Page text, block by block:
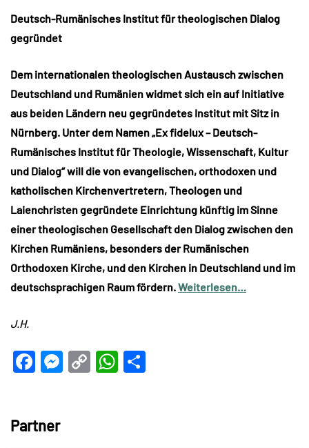
Deutsch-Rumänisches Institut für theologischen Dialog
gegründet
Dem internationalen theologischen Austausch zwischen
Deutschland und Rumänien widmet sich ein auf Initiative
aus beiden Ländern neu gegründetes Institut mit Sitz in
Nürnberg. Unter dem Namen „Ex fidelux – Deutsch-
Rumänisches Institut für Theologie, Wissenschaft, Kultur
und Dialog“ will die von evangelischen, orthodoxen und
katholischen Kirchenvertretern, Theologen und
Laienchristen gegründete Einrichtung künftig im Sinne
einer theologischen Gesellschaft den Dialog zwischen den
Kirchen Rumäniens, besonders der Rumänischen
Orthodoxen Kirche, und den Kirchen in Deutschland und im
deutschsprachigen Raum fördern.Weiterlesen…
J.H.
Facebook
Messenger
CopyWhatsApp
Partner